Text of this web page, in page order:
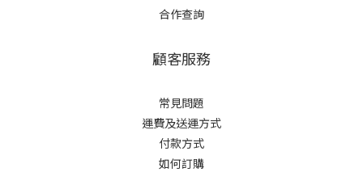
合作查詢
顧客服務
常見問題
運費及送運方式
付款方式
如何訂購